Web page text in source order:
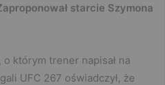
starcie Szymona
którym trener napisał na
UFC 267 oświadczył, że